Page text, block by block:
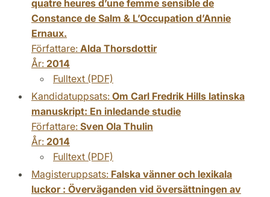
quatre heures d’une femme sensible de
Constance de Salm & L’Occupation d’Annie
Ernaux.
Författare: Alda Thorsdottir
År: 2014
Fulltext (PDF)
Kandidatuppsats: Om Carl Fredrik Hills latinska
manuskript: En inledande studie
Författare: Sven Ola Thulin
År: 2014
Fulltext (PDF)
Magisteruppsats: Falska vänner och lexikala
luckor : Överväganden vid översättningen av